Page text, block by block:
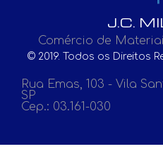
J.C.
Comércio de
© 2019. Todos os Direitos
Rua Emas, 103 - Vila
SP
Cep.: 03.161-030